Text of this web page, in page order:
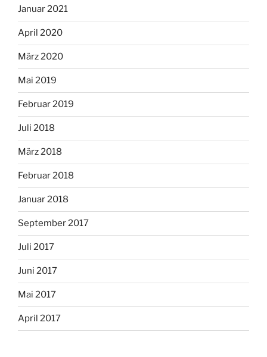
Januar 2021
April 2020
März 2020
Mai 2019
Februar 2019
Juli 2018
März 2018
Februar 2018
Januar 2018
September 2017
Juli 2017
Juni 2017
Mai 2017
April 2017